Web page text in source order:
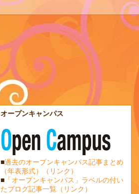
オープンキャンパス
■過去のオープンキャンパス記事まとめ
（年表形式）（リンク）
■ 「オープンキャンパス」ラベルの付い
たブログ記事一覧（リンク）